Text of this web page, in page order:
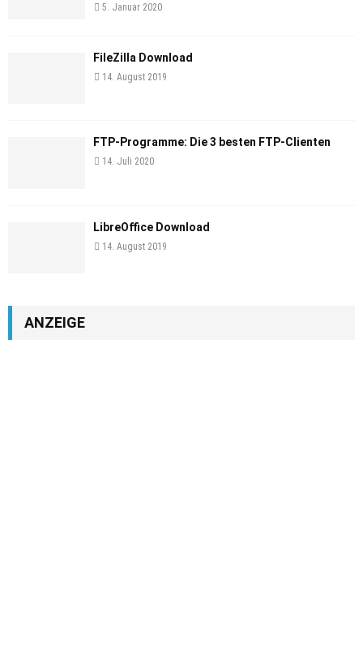
5. Januar 2020
FileZilla Download
14. August 2019
FTP-Programme: Die 3 besten FTP-Clienten
14. Juli 2020
LibreOffice Download
14. August 2019
ANZEIGE